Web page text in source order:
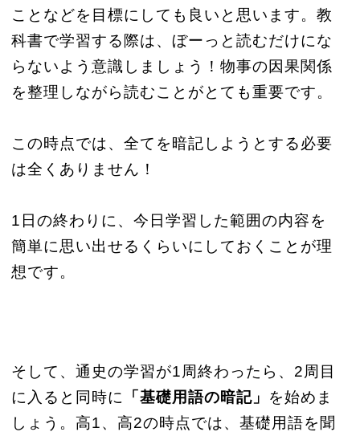
ことなどを目標にしても良いと思います。教
科書で学習する際は、ぼーっと読むだけにな
らないよう意識しましょう！物事の因果関係
を整理しながら読むことがとても重要です。
この時点では、全てを暗記しようとする必要
は全くありません！
1日の終わりに、今日学習した範囲の内容を
簡単に思い出せるくらいにしておくことが理
想です。
そして、通史の学習が1周終わったら、2周目
に入ると同時に
「基礎用語の暗記」 を始めま
しょう。高1、高2の時点では、基礎用語を聞